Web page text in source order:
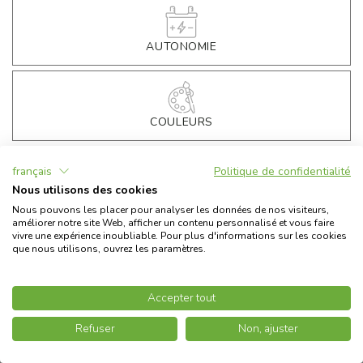
AUTONOMIE
COULEURS
ACCESSOIRES
3.190,00
ESPRO 45 1.4 GLOSSY WHITE MY2022
CARACTÉRISTIQUES TECHNIQUES
Prix €3.190,00
Frais d’immatriculation €199,00
€
Ecobonus30% - €784,43
Tous les prix indiqués incluent la TVA
*Prix incluant Ecobonus30%
Subject to funding availability and approval of the Ecobonus application
français
Politique de confidentialité
Nous utilisons des cookies
Nous pouvons les placer pour analyser les données de nos visiteurs,
améliorer notre site Web, afficher un contenu personnalisé et vous faire
vivre une expérience inoubliable. Pour plus d'informations sur les cookies
que nous utilisons, ouvrez les paramètres.
Accepter tout
Refuser
Non, ajuster